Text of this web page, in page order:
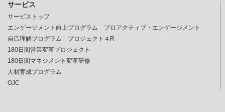
サービス
サービストップ
エンゲージメント向上プログラム プロアクティブ・エンゲージメント
自己理解プログラム プロジェクト４R
180日間営業変革プロジェクト
180日間マネジメント変革研修
人材育成プログラム
OJC